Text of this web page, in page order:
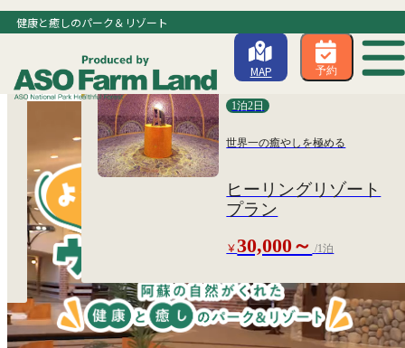
健康と癒しのパーク＆リゾート
MAP 予約
おすすめ健康プラン①
1泊2日
世界一の癒やしを極める
ヒーリングリゾート
プラン
￥30,000～ /1泊